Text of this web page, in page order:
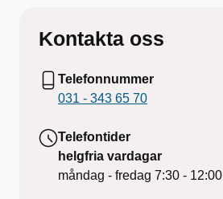
Kontakta oss
Telefonnummer
031 - 343 65 70
Telefontider
helgfria vardagar
måndag - fredag 7:30 - 12:00